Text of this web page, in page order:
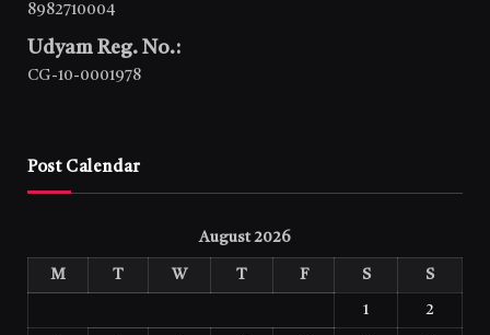
8982710004
Udyam Reg. No.:
CG-10-0001978
Post Calendar
August 2026
M T W T F S S
1 2